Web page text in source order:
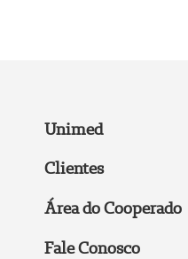
Unimed
Clientes
Área do Cooperado
Fale Conosco